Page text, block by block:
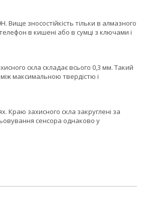
Вище зносостійкість тільки в алмазного
в кишені або в сумці з ключами і
скла складає всього 0,3 мм. Такий
максимальною твердістю і
захисного скла закруглені за
сенсора однаково у